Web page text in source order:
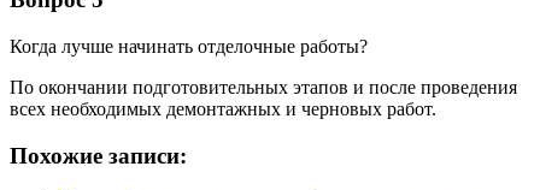
Когда лучше начинать отделочные работы?
По окончании подготовительных этапов и после проведения
всех необходимых демонтажных и черновых работ.
Похожие записи: